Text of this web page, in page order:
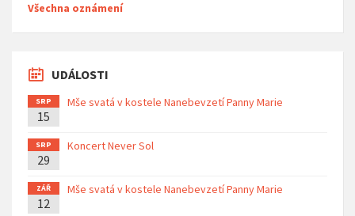
Všechna oznámení
UDÁLOSTI
SRP
15
Mše svatá v kostele Nanebevzetí Panny Marie
SRP
29
Koncert Never Sol
ZÁŘ
12
Mše svatá v kostele Nanebevzetí Panny Marie